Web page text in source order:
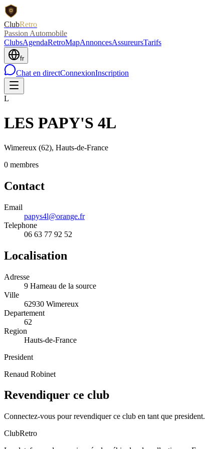
ClubRetro
Passion Automobile
ClubsAgendaRetroMapAnnoncesAssureursTarifs
fr
Chat en directConnexionInscription
L
LES PAPY'S 4L
Wimereux (62), Hauts-de-France
0 membres
Contact
Email
papys4l@orange.fr
Telephone
06 63 77 92 52
Localisation
Adresse
9 Hameau de la source
Ville
62930 Wimereux
Departement
62
Region
Hauts-de-France
President
Renaud Robinet
Revendiquer ce club
Connectez-vous pour revendiquer ce club en tant que president.
ClubRetro